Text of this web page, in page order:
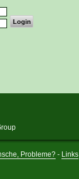
Probleme? - Links